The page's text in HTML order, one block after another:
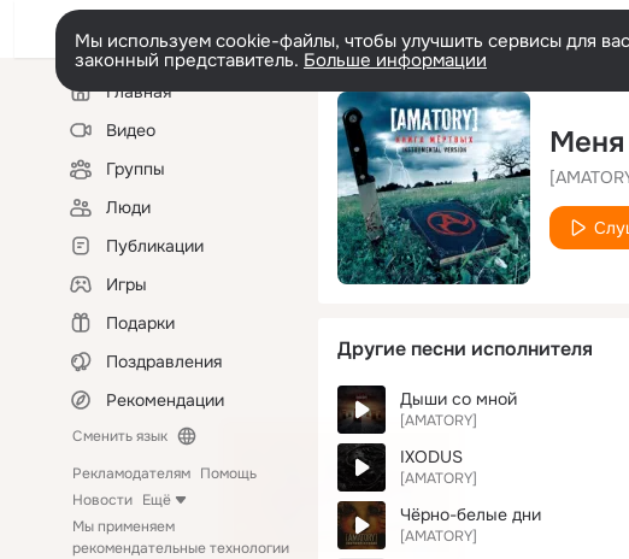
Мы используем cookie-файлы, чтобы улучшить сервисы для
законный представитель. Больше информации
Левая
колонкаГлавная
Видео
Группы
Люди
Публикации
Игры
Подарки
Поздравления
Рекомендации
Сменить язык
Рекламодателям Помощь
Новости Ещё
Мы применяем
рекомендательные технологии
Меня
Другие песни исполнителя
Дыши со мной
[AMATORY]
IXODUS
[AMATORY]
Чёрно-белые дни
[AMATORY]